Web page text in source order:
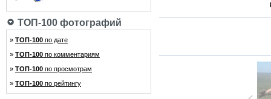
ТОП-100 фотографий
» ТОП-100 по дате
» ТОП-100 по комментариям
» ТОП-100 по просмотрам
» ТОП-100 по рейтингу